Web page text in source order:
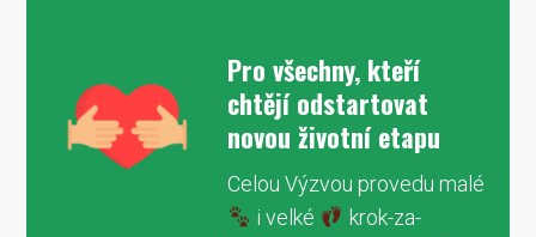
Pro všechny, kteří
chtějí odstartovat
novou životní etapu
Celou Výzvou provedu malé
i velké
krok-za-